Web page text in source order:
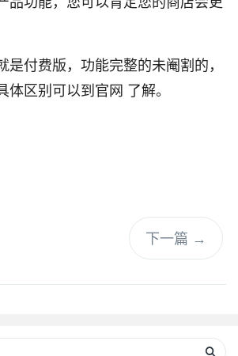
付费版，功能完整的未阉割的，
体区别可以到官网 了解。
下一篇 →